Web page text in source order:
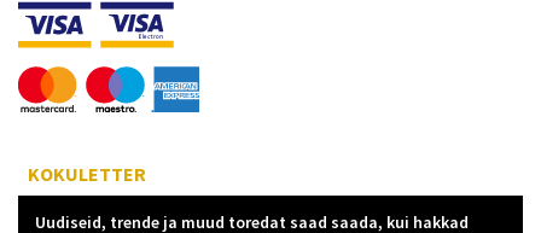
KOKULETTER
Uudiseid, trende ja muud toredat saad saada, kui hakkad